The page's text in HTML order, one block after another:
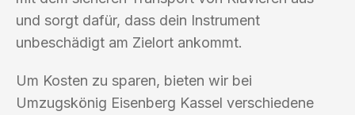
und sorgt dafür, dass dein Instrument
unbeschädigt am Zielort ankommt.
Um Kosten zu sparen, bieten wir bei
Umzugskönig Eisenberg Kassel verschiedene